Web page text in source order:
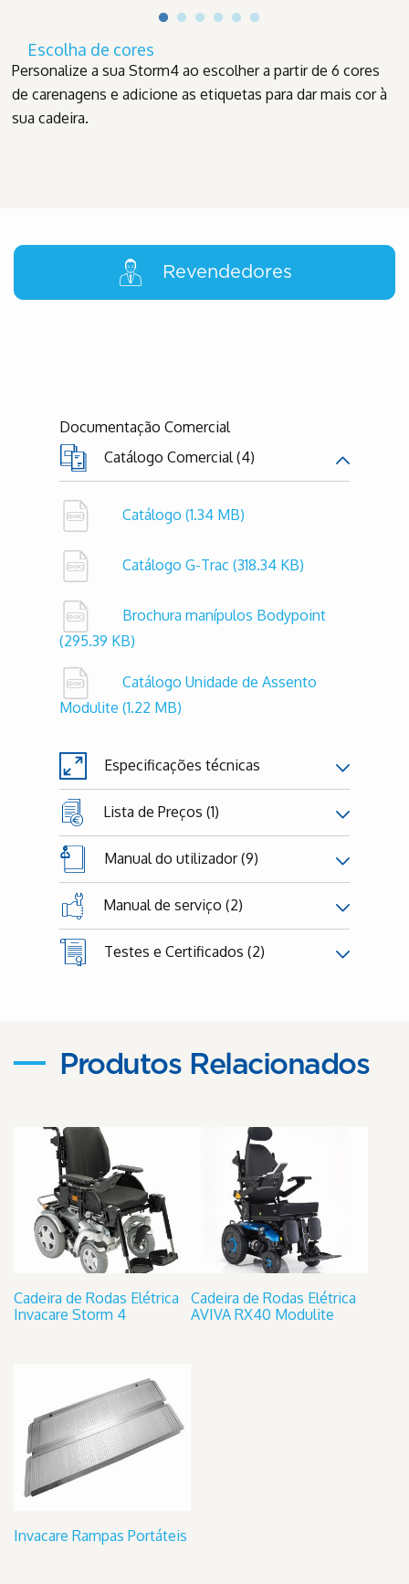
Escolha de cores
Personalize a sua Storm4 ao escolher a partir de 6 cores
de carenagens e adicione as etiquetas para dar mais cor à
sua cadeira.
Revendedores
Documentação Comercial
Catálogo Comercial (4)
Catálogo (1.34 MB)
Catálogo G-Trac (318.34 KB)
Brochura manípulos Bodypoint
(295.39 KB)
Catálogo Unidade de Assento
Modulite (1.22 MB)
Especificações técnicas
Lista de Preços (1)
Manual do utilizador (9)
Manual de serviço (2)
Testes e Certificados (2)
Produtos Relacionados
Cadeira de Rodas Elétrica
Invacare Storm 4
Cadeira de Rodas Elétrica
AVIVA RX40 Modulite
Invacare Rampas Portáteis